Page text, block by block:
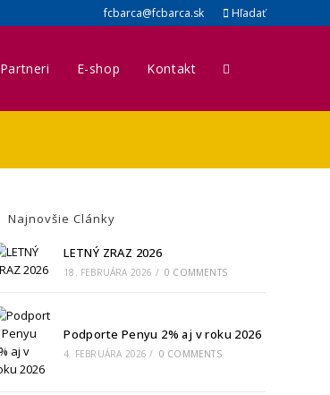
fcbarca@fcbarca.sk Hľadať
Partneri E-shop Kontakt
Najnovšie Clánky
LETNÝ ZRAZ 2026
18. FEBRUÁRA 2026 / 0 COMMENTS
Podporte Penyu 2% aj v roku 2026
4. FEBRUÁRA 2026 / 0 COMMENTS